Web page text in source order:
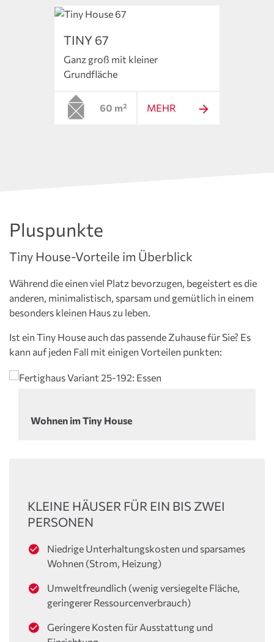
TINY 67
Ganz groß mit kleiner
Grundfläche
60 m² MEHR
Tiny House-Vorteile im Überblick
Pluspunkte
Während die einen viel Platz bevorzugen, begeistert es die
anderen, minimalistisch, sparsam und gemütlich in einem
besonders kleinen Haus zu leben.
Ist ein Tiny House auch das passende Zuhause für Sie? Es
kann auf jeden Fall mit einigen Vorteilen punkten:
Wohnen im Tiny House
KLEINE HÄUSER FÜR EIN BIS ZWEI
PERSONEN
Niedrige Unterhaltungskosten und sparsames
Wohnen (Strom, Heizung)
Umweltfreundlich (wenig versiegelte Fläche,
geringerer Ressourcenverbrauch)
Geringere Kosten für Ausstattung und